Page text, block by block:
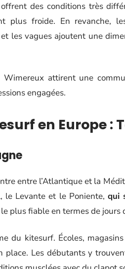
des conditions très
plus froide. En revanche,
les vagues ajoutent une
attirent une
engagées.
en Europe :
entre l’Atlantique et la
le Levante et le Poniente, qui
plus fiable en termes de jours
du kitesurf. Écoles,
place. Les débutants y